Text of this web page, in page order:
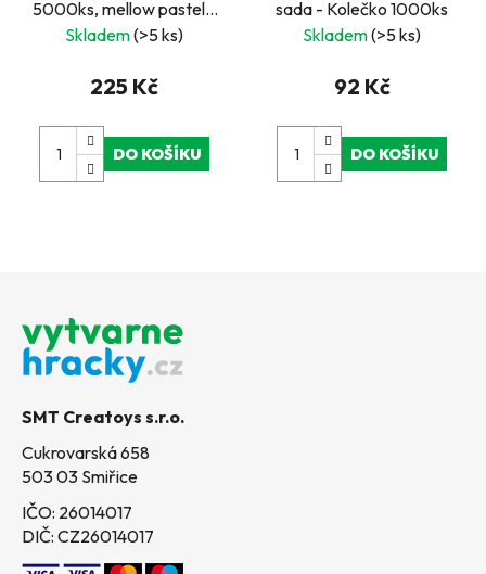
5000ks, mellow pastel -
kbelík
Skladem(>5 ks)
225 Kč
DO KOŠÍKU
sada - Kolečko 1000ks
Skladem(>5 ks)
92 Kč
DO KOŠÍKU
SMT Creatoys s.r.o.
Cukrovarská 658
503 03 Smiřice
IČO: 26014017
DIČ: CZ26014017